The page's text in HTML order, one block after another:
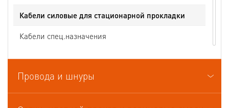
Кабели силовые для стационарной прокладки
Кабели спец.назначения
Кабели судовые
Кабели термоэлектродные
Провода и шнуры